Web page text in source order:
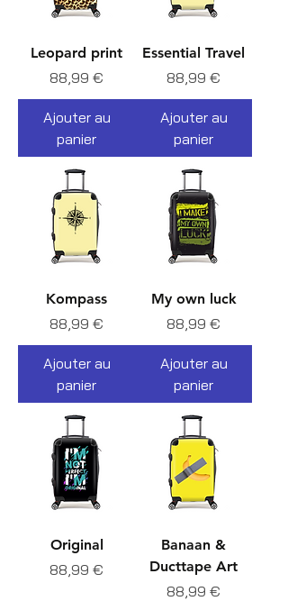
Leopard print
Prix
88,99 €
Ajouter au
panier
Essential Travel
Prix
88,99 €
Ajouter au
panier
Kompass
Prix
88,99 €
Ajouter au
panier
My own luck
Prix
88,99 €
Ajouter au
panier
Original
Prix
88,99 €
Banaan &
Ducttape Art
Prix
88,99 €